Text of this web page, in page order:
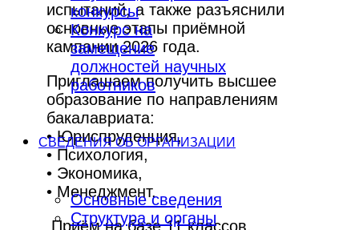
конкурсы
Конкурс на
замещение
должностей научных
работников
СВЕДЕНИЯ ОБ ОРГАНИЗАЦИИ
Основные сведения
Структура и органы
испытаний, а также разъяснили
основные этапы приёмной
кампании 2026 года.
Приглашаем получить высшее
образование по направлениям
бакалавриата:
• Юриспруденция,
• Психология,
• Экономика,
• Менеджмент.
Приём на базе 11 классов,